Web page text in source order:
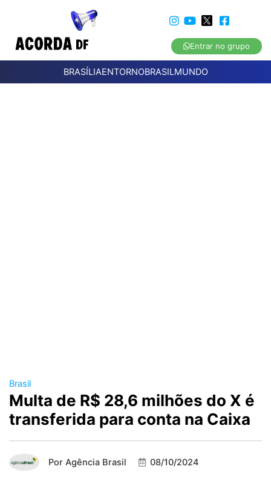
Entrar no grupo
BRASÍLIAENTORNOBRASILMUNDO
Brasil
Multa de R$ 28,6 milhões do X é
transferida para conta na Caixa
Por Agência Brasil 08/10/2024